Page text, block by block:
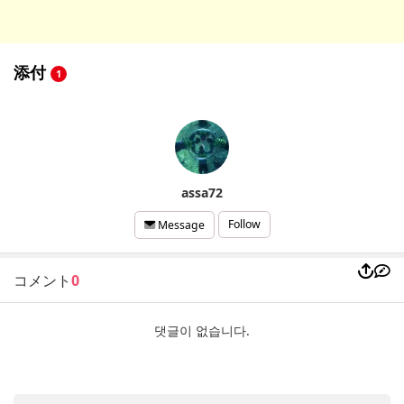
添付 1
assa72
Message Follow
コメント0
댓글이 없습니다.